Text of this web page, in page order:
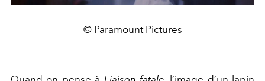
© Paramount Pictures